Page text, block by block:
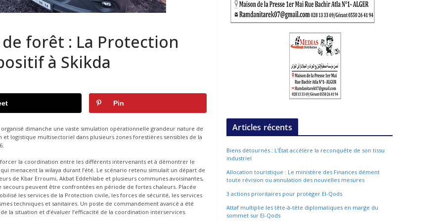
forêt : La Protection
à Skikda
Pin
dimanche une vaste simulation opérationnelle grandeur nature de
logistique multisectoriel dans plusieurs zones forestières sensibles de la
la coordination entre les différents intervenants et à démontrer le
menacent la wilaya durant l’été. Le scénario retenu simulait un départ de
de Kbar Erroumi, Akbat Eddehlabe et plusieurs communes avoisinantes,
peuvent être confrontées en période de fortes chaleurs. Placée
les services de la Protection civile, les forces de sécurité, les services
techniques et sanitaires. Un poste de commandement avancé a été
la situation et d’évaluer l’efficacité de la coordination interservices.
Articles récents
Biens détournés : L’État accélère la reconquête de son tissu
industriel
Allocation touristique : Le ministère des Finances dément
toute révision ou annulation des nouvelles mesures
3 actions prioritaires pour protéger El-Qods
Attaf multiplie les tête-à-tête diplomatiques en marge du
sommet sur El-Qods